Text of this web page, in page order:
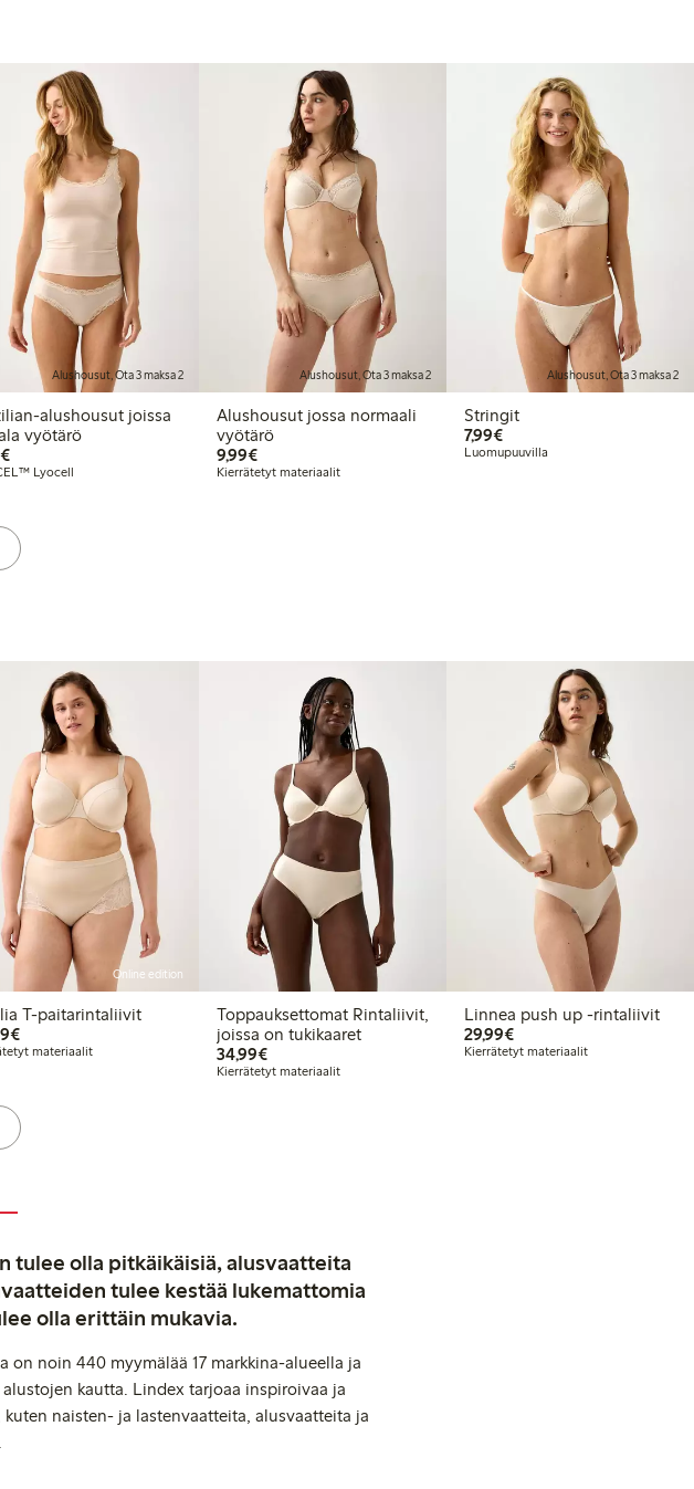
Alushousut, Ota 3 maksa 2
alushousut joissa
vyötärö
9,99 €
Lyocell
Alushousut, Ota 3 maksa 2
Alushousut jossa normaali
vyötärö
9,99€9,99 €
Kierrätetyt materiaalit
Alushousut, Ota 3 maksa 2
Stringit
7,99€7,99 €
Luomupuuvilla
Online edition
T-paitarintaliivit
34,99 €
materiaalit
Toppauksettomat Rintaliivit,
joissa on tukikaaret
34,99€34,99 €
Kierrätetyt materiaalit
Linnea push up -rintaliivit
29,99€29,99 €
Kierrätetyt materiaalit
tulee olla pitkäikäisiä, alusvaatteita
tulee kestää lukemattomia
olla erittäin mukavia.
noin 440 myymälää 17 markkina-alueella ja
kautta. Lindex tarjoaa inspiroivaa ja
naisten- ja lastenvaatteita, alusvaatteita ja